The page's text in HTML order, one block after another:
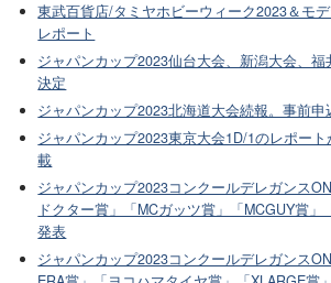
東武百貨店/タミヤホビーウィーク2023＆モ
レポート
ジャパンカップ2023仙台大会、新潟大会、
決定
ジャパンカップ2023北海道大会続報。事前
ジャパンカップ2023東京大会1D/1のレポー
載
ジャパンカップ2023コンクールデレガンス
ドクター賞」「MCガッツ賞」「MCGUY賞
発表
ジャパンカップ2023コンクールデレガンス